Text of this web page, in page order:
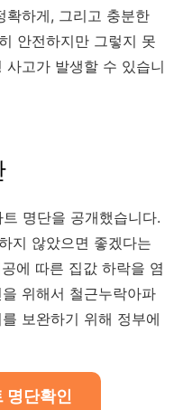
확하게, 그리고 충분한
안전하지만 그렇지 못
고가 발생할 수 있습니
명단을 공개했습니다.
지 않았으면 좋겠다는
에 따른 집값 하락을 염
위해서 철근누락아파
보완하기 위해 정부에
명단확인